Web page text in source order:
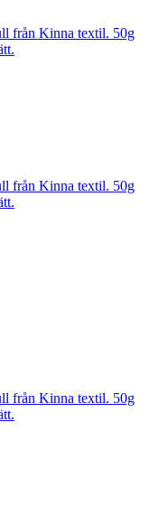
från Kinna textil. 50g
från Kinna textil. 50g
från Kinna textil. 50g